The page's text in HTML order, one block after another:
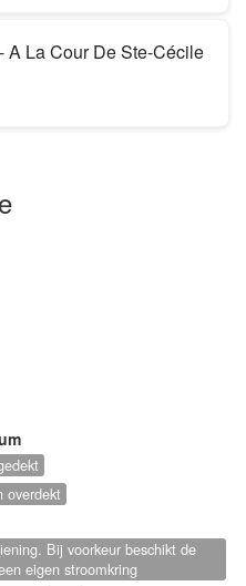
A La Cour De Ste-Cécile
overdekt
Bij voorkeur beschikt de
eigen stroomkring